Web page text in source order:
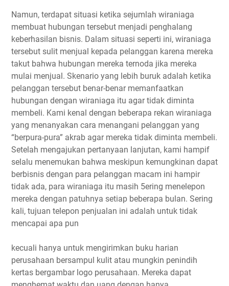
Namun, terdapat situasi ketika sejumlah wiraniaga
membuat hubungan tersebut menjadi penghalang
keberhasilan bisnis. Dalam situasi seperti ini, wiraniaga
tersebut sulit menjual kepada pelanggan karena mereka
takut bahwa hubungan mereka ternoda jika mereka
mulai menjual. Skenario yang lebih buruk adalah ketika
pelanggan tersebut benar-benar memanfaatkan
hubungan dengan wiraniaga itu agar tidak diminta
membeli. Kami kenal dengan beberapa rekan wiraniaga
yang menanyakan cara menangani pelanggan yang
“berpura-pura” akrab agar mereka tidak diminta membeli.
Setelah mengajukan pertanyaan lanjutan, kami hampif
selalu menemukan bahwa meskipun kemungkinan dapat
berbisnis dengan para pelanggan macam ini hampir
tidak ada, para wiraniaga itu masih 5ering menelepon
mereka dengan patuhnya setiap beberapa bulan. Sering
kali, tujuan telepon penjualan ini adalah untuk tidak
mencapai apa pun
kecuali hanya untuk mengirimkan buku harian
perusahaan bersampul kulit atau mungkin penindih
kertas bergambar logo perusahaan. Mereka dapat